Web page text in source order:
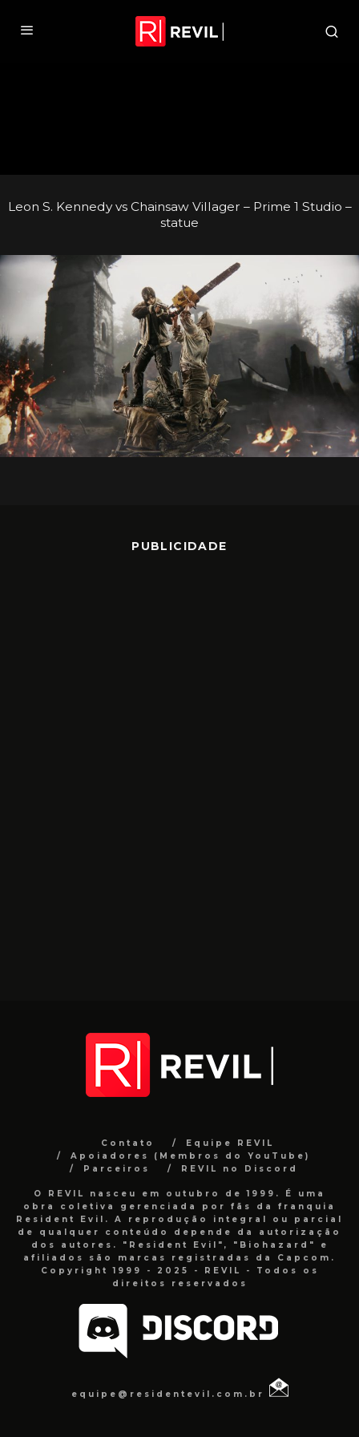
Leon S. Kennedy vs Chainsaw Villager – Prime 1 Studio –
statue
PUBLICIDADE
Contato
Equipe REVIL
Apoiadores (Membros do YouTube)
Parceiros
REVIL no Discord
O REVIL nasceu em outubro de 1999. É uma
obra coletiva gerenciada por fãs da franquia
Resident Evil. A reprodução integral ou parcial
de qualquer conteúdo depende da autorização
dos autores. "Resident Evil", "Biohazard" e
afiliados são marcas registradas da Capcom.
Copyright 1999 - 2025 - REVIL - Todos os
direitos reservados
equipe@residentevil.com.br